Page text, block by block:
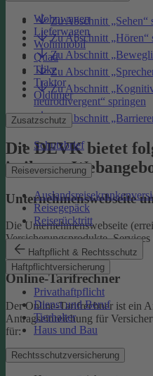
Wohnwagen
Lieferwagen
Wohnmobil
Quad
Trike
Traktor
Oldtimer
Zusatzschutz
Schutzbrief
Reiseversicherung
Reisegepäck
Reiserücktritt
Haftpflicht & Rechtsschutz
Haftpflichtversicherung
Privathaftpflicht
Dienst und Beruf
Tierhalter
Haus und Bau
Rechtsschutzversicherung
Zu Abschnitt „Sehen“
Zu Abschnitt „Hören“
Zu Abschnitt
Zu Abschnitt
Zu Abschnitt
neurodivergent“ springen
Zu Abschnitt
Die DEVK bietet
in ihrem
Unternehmenswebseite
Die Unternehmenswebseite
Versicherungsprodukte,
DEVK.
Online-Tarifrechner
Der Online-Tarifrechner ist ein
Antragseinreichung für
für:
Kfz-Versicherungen